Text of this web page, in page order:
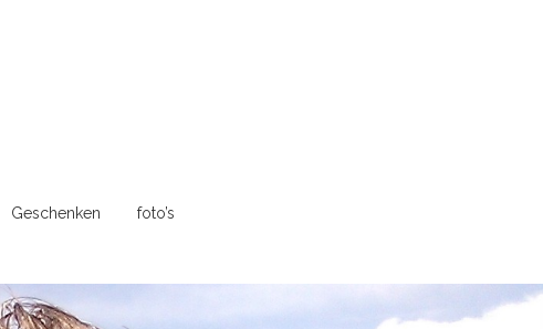
Geschenken foto’s